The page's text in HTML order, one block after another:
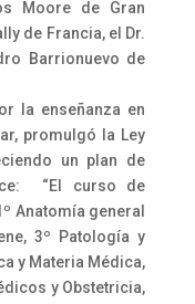
Moore de Gran
de Francia, el Dr.
Barrionuevo de
la enseñanza en
promulgó la Ley
un plan de
“El curso de
Anatomía general
3º Patología y
y Materia Médica,
y Obstetricia,